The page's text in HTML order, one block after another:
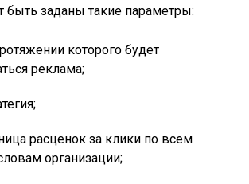
быть заданы такие параметры:
которого будет
реклама;
расценок за клики по всем
организации;